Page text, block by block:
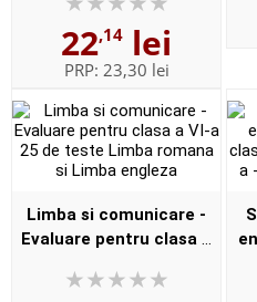
Manualul elevului pentru
clasa a II-a - Autori: Elena
Sti...
22,14 lei
PRP: 23,30 lei
Limba si comunicare -
Evaluare pentru clasa a
romana si Limba engleza